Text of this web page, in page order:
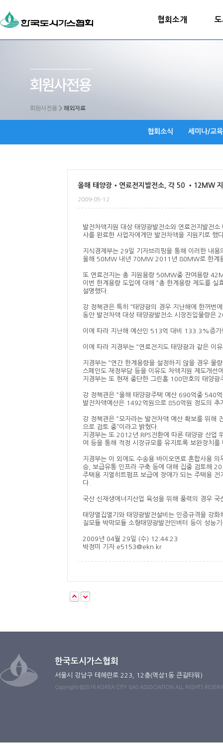
협회소개
회원사전용 > 해외자료
협회소식 세미나/교육
올해 태양광‧연료전지발전소, 각 50 ‧12MW
2009-05-12
발전차액지원 대상 태양광발전소와 연료전지발전
사를 완료한 사업자에게만 발전차액을 지원키로 했
지식경제부는 29일 기자브리핑을 통해 이러한 내
올해 50MW 내년 70MW 2011년 80MW로 한계
또 연료전지는 총 지원용량 50MW중 잔여용량
이번 한계용량 도입에 대해 “총 한계용량 제도를
설명했다.
강 정책관은 특히 “태양광의 경우 지난해에 한꺼번
동안 발전차액 대상 태양광발전소 시장진입물량
이에 따라 지난해 예산인 513억 대비 133.3%증
이에 따라 지경부는 “연료전지도 태양광과 같은 이
지경부는 “연간 한계용량을 설정하지 않을 경우 물
스페인도 재정부담 등을 이유도 차액지원 제도개선
지경부는 또 현재 중단한 그린홈 100만호의 태양
강 정책관은 “올해 태양광주택 예산 690억중 540
발전차액예산은 1492억원으로 850억원 정도의 추
강 정책관은 “모자라는 발전차액 예산 확보를 위해
으로 검토 중”이라고 밝혔다.
지경부는 또 2012년 RPS전환에 따른 태양광 산업
여 등을 통해 적정 시장규모를 유지토록 보완장치를
지경부는 이 외에도 수송용 바이오연료 혼합사용
승, 보급유통 인프라 구축 등에 대해 집중 검토해
주택용 지열히트펌프 보급에 장애가 되는 주택용
다.
국산 신재생에너지산업 육성을 위해 풍력의 경우
태양열집열기와 태양광발전설비는 인증규격을 강
질모듈 박막모듈 소형태양광발전인버터 등이 성능
2009년 04월 29일 (수) 12:44:23
박정미 기자 e5153@ekn.kr
한국도시가스협회
서울시 강남구 테헤란로 223, 12층(역삼1동 큰길타워)
Copyright ©2016 KOREA CITY GAS ASSOCIATION ALL RIGHTS